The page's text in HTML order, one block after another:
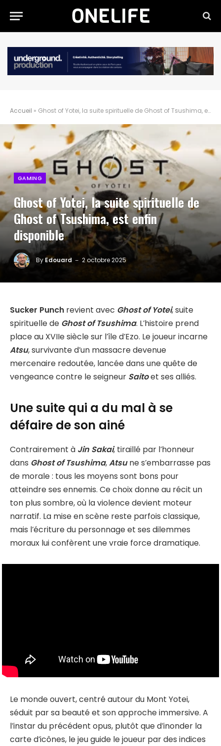
Accueil » Ghost of Yotei, la suite spirituelle de Ghost of Tsushima, est enfin disponible
GAMING
Ghost of Yotei, la suite spirituelle de
Ghost of Tsushima, est enfin
disponible
By Edouard 2 octobre 2025
Sucker Punch revient avec Ghost of Yotei, suite
spirituelle de Ghost of Tsushima. L’histoire prend
place au XVIIe siècle sur l’île d’Ezo. Le joueur incarne
Atsu, survivante d’un massacre devenue
mercenaire redoutée, lancée dans une quête de
vengeance contre le seigneur Saitoet ses alliés.
Une suite qui a du mal à se
défaire de son ainé
Contrairement à Jin Sakai, tiraillé par l’honneur
dans Ghost of Tsushima,Atsune s’embarrasse pas
de morale : tous les moyens sont bons pour
atteindre ses ennemis. Ce choix donne au récit un
ton plus sombre, où la violence devient moteur
narratif. La mise en scène reste parfois classique,
mais l’écriture du personnage et ses dilemmes
moraux lui confèrent une vraie force dramatique.
Le monde ouvert, centré autour du Mont Yotei,
séduit par sa beauté et son approche immersive. A
l’instar du précédent opus, plutôt que d’inonder la
carte d’icônes, le jeu guide le joueur par des indices